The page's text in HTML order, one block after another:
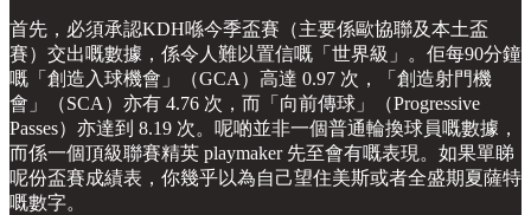
首先，必須承認KDH喺今季盃賽（主要係歐協聯及本土盃
賽）交出嘅數據，係令人難以置信嘅「世界級」。佢每90分鐘
嘅「創造入球機會」（GCA）高達 0.97 次，「創造射門機
會」（SCA）亦有 4.76 次，而「向前傳球」（Progressive
Passes）亦達到 8.19 次。呢啲並非一個普通輪換球員嘅數據，
而係一個頂級聯賽精英 playmaker 先至會有嘅表現。如果單睇
呢份盃賽成績表，你幾乎以為自己望住美斯或者全盛期夏薩特
嘅數字。